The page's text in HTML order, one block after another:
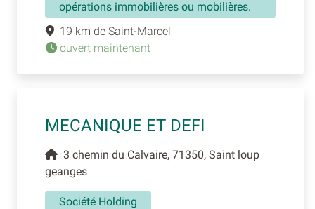
opérations immobilières ou mobilières.
19 km de Saint-Marcel
ouvert maintenant
MECANIQUE ET DEFI
3 chemin du Calvaire, 71350, Saint loup
geanges
Société Holding